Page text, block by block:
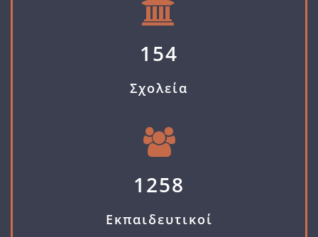
154
Σχολεία
1258
Εκπαιδευτικοί